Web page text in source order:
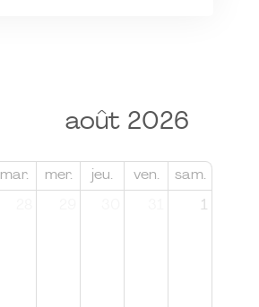
août 2026
mar. mer. jeu. ven. sam.
1